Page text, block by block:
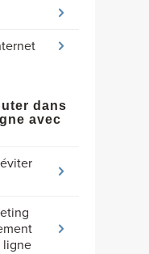
dans
avec
ligne